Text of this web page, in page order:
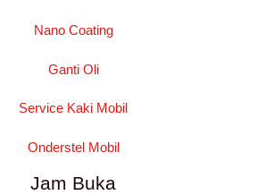
Nano Coating
Ganti Oli
Service Kaki Mobil
Onderstel Mobil
Jam Buka